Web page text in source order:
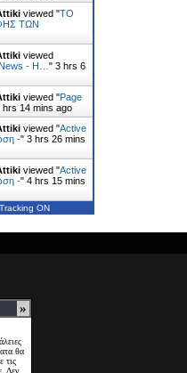
viewed "ΤΟ
ΤΩΝ
viewed
- Η… " 3 hrs 6
viewed "Page
hrs 14 mins ago
viewed "Active
-" 3 hrs 26 mins
viewed "Active
-" 4 hrs 15 mins
Tracking ON